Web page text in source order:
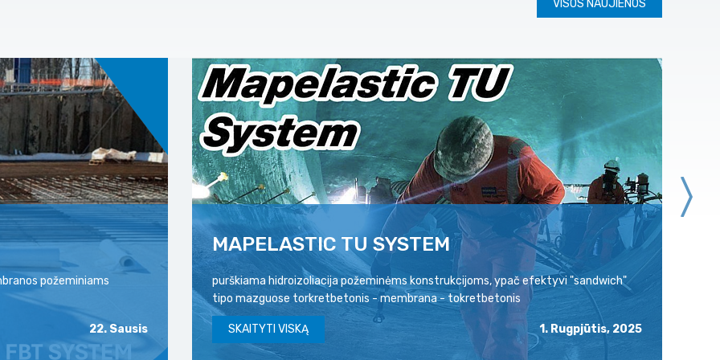
VISOS NAUJIENOS
požeminiams
22. Sausis
MAPELASTIC TU SYSTEM
purškiama hidroizoliacija požeminėms konstrukcijoms, ypač efektyvi "sandwich"
tipo mazguose torkretbetonis - membrana - tokretbetonis
SKAITYTI VISKĄ 1. Rugpjūtis, 2025